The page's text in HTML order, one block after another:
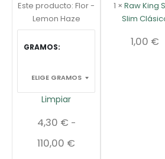
Este producto: Flor -
Lemon Haze
GRAMOS
Limpiar
4,30 € -
110,00 €
1 × Raw King
Slim
1,00 €